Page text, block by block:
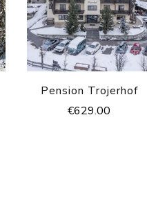
Pension Trojerhof
€629.00